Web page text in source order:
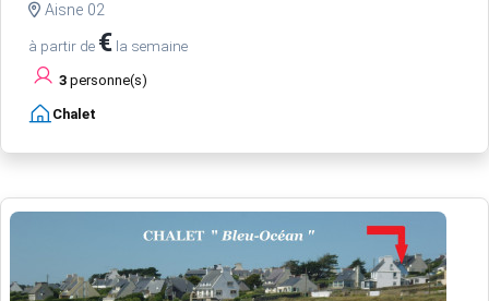
Aisne 02
à partir de € la semaine
3 personne(s)
Chalet